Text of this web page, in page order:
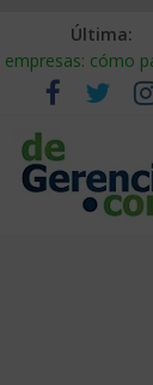
Última:
empresas: cómo
qué es y por
personal: cómo
la cadena de
de EE. UU.: cómo